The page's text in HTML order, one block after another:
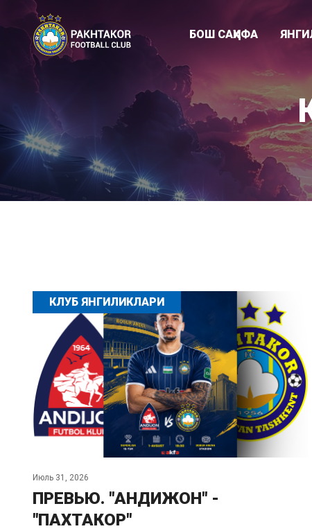
БОШ САҲИФА
Клуб
"ПАХТАКОР-79"
Академия
КЛУБ ЯНГИЛИКЛАРИ
Июль 31, 2026
ПРЕВЬЮ. "АНДИЖОН" -
"ПАХТАКОР"